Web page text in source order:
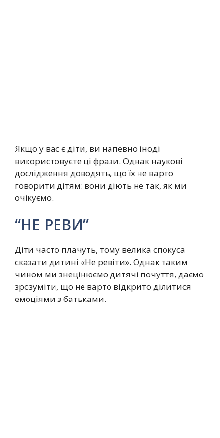
Якщо у вас є діти, ви напевно іноді
використовуєте ці фрази. Однак наукові
дослідження доводять, що їх не варто
говорити дітям: вони діють не так, як ми
очікуємо.
“НЕ РЕВИ”
Діти часто плачуть, тому велика спокуса
сказати дитині «Не ревіти». Однак таким
чином ми знецінюємо дитячі почуття, даємо
зрозуміти, що не варто відкрито ділитися
емоціями з батьками.